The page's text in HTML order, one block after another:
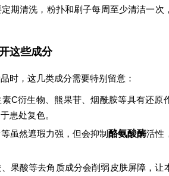
期清洗，粉扑和刷子每周至少清洁一次
这些成分
时，这几类成分需要特别留意：
C衍生物、熊果苷、烟酰胺等具有还原
患处复色。
虽然遮瑕力强，但会抑制酪氨酸酶活性
果酸等去角质成分会削弱皮肤屏障，让